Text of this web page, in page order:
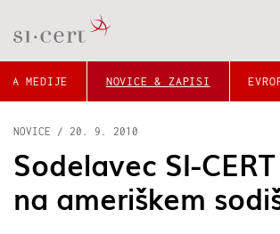
ZA MEDIJE NOVICE & ZAPISI
NOVICE / 20. 9. 2010
Sodelavec SI-
na ameriškem